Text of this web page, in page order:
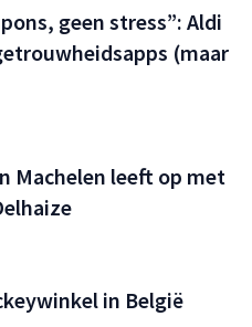
geen stress”: Aldi
(maar
Machelen leeft op met
in België